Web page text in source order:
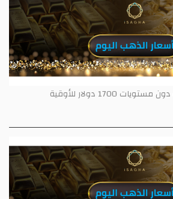
1700 دولار للأوقية